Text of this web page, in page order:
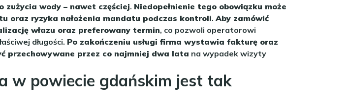
zużycia wody – nawet częściej. Niedopełnienie tego obowiązku może
oraz ryzyka nałożenia mandatu podczas kontroli. Aby zamówić
włazu oraz preferowany termin, co pozwoli operatorowi
długości. Po zakończeniu usługi firma wystawia fakturę oraz
przechowywane przez co najmniej dwa lata na wypadek wizyty
w powiecie gdańskim jest tak